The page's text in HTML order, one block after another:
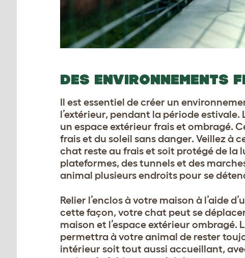
DES ENVIRONNEMENTS
Il est essentiel de créer un
l’extérieur, pendant la période estivale.
un espace extérieur frais et ombragé.
frais et du soleil sans danger. Veillez à
chat reste au frais et soit protégé de la
plateformes, des tunnels et des
animal plusieurs endroits pour se
Relier l’enclos à votre maison à l’aide
cette façon, votre chat peut se
maison et l’espace extérieur ombragé.
permettra à votre animal de rester
intérieur soit tout aussi accueillant,